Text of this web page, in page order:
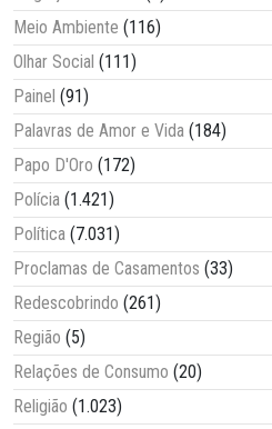
Meio Ambiente (116)
Olhar Social (111)
Painel (91)
Palavras de Amor e Vida (184)
Papo D'Oro (172)
Polícia (1.421)
Política (7.031)
Proclamas de Casamentos (33)
Redescobrindo (261)
Região (5)
Relações de Consumo (20)
Religião (1.023)